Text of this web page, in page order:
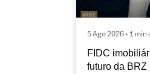
5 Ago 2026 • 1
FIDC
futuro da BRZ